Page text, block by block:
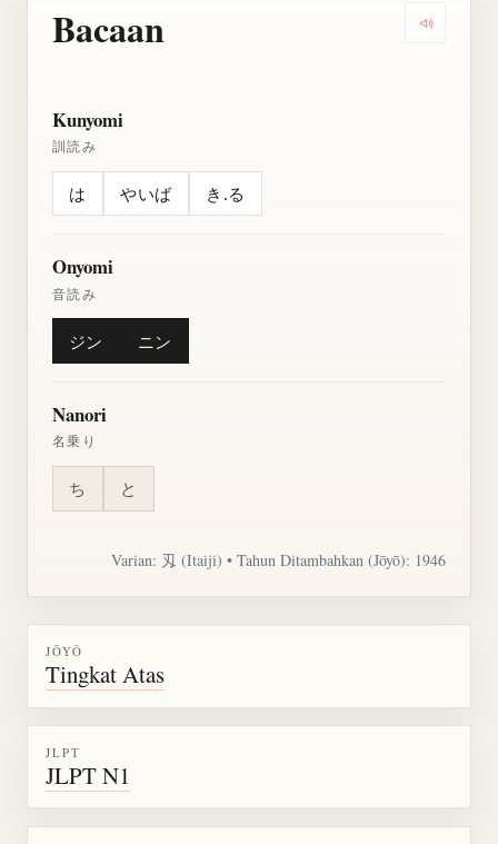
Bacaan
Kunyomi
訓読み
は やいば き.る
Onyomi
音読み
ジン ニン
Nanori
名乗り
ち と
Varian: 刄 (Itaiji) • Tahun Ditambahkan (Jōyō): 1946
JŌYŌ
Tingkat Atas
JLPT
JLPT N1